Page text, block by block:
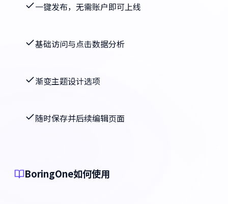
一键发布，无需账户即可上线
基础访问与点击数据分析
渐变主题设计选项
随时保存并后续编辑页面
BoringOne如何使用